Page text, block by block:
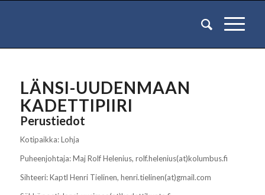
LÄNSI-UUDENMAAN
KADETTIPIIRI
Perustiedot
Kotipaikka: Lohja
Puheenjohtaja: Maj Rolf Helenius, rolf.helenius(at)kolumbus.fi
Sihteeri: Kaptl Henri Tielinen, henri.tielinen(at)gmail.com